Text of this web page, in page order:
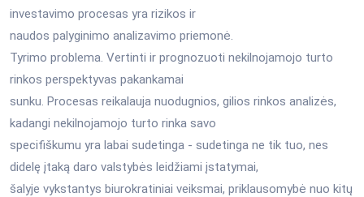
investavimo procesas yra rizikos ir
naudos palyginimo analizavimo priemonė.
Tyrimo problema. Vertinti ir prognozuoti nekilnojamojo turto
rinkos perspektyvas pakankamai
sunku. Procesas reikalauja nuodugnios, gilios rinkos analizės,
kadangi nekilnojamojo turto rinka savo
specifiškumu yra labai sudetinga - sudetinga ne tik tuo, nes
didelę įtaką daro valstybės leidžiami įstatymai,
šalyje vykstantys biurokratiniai veiksmai, priklausomybė nuo kitų